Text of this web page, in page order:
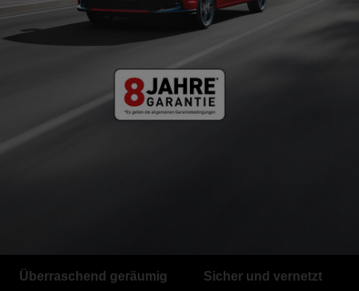
Überraschend geräumig Sicher und vernetzt